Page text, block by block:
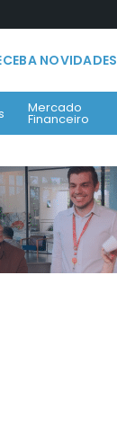
NOVIDADES
Mercado
Financeiro